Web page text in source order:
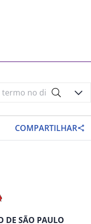
COMPARTILHAR
DE SÃO PAULO